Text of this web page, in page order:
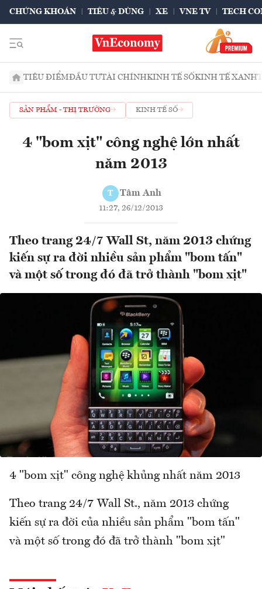
CHỨNG KHOÁN TIÊU & DÙNG XE VNE TV TECH
TIÊU ĐIỂMĐẦU TƯTÀI CHÍNHKINH TẾ SỐKINH TẾ XANH
SẢN PHẨM - THỊ TRƯỜNG KINH TẾ SỐ
4 "bom xịt" công nghệ lớn nhất
năm 2013
T Tâm Anh
11:27, 26/12/2013
Theo trang 24/7 Wall St, năm 2013 chứng
kiến sự ra đời nhiều sản phẩm "bom tấn"
và một số trong đó đã trở thành "bom xịt"
4 "bom xịt" công nghệ khủng nhất năm 2013
Theo trang 24/7 Wall St., năm 2013 chứng
kiến sự ra đời của nhiều sản phẩm "bom tấn"
và một số trong đó đã trở thành "bom xịt"